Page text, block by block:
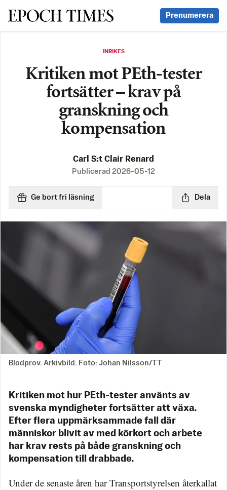
Svenska Epoch Times Prenumerera
INRIKES
Kritiken mot PEth-tester
fortsätter – krav på
granskning och
kompensation
Carl S:t Clair Renard
Publicerad 2026-05-12
Ge bort fri läsning Dela
Blodprov. Arkivbild. Foto: Johan Nilsson/TT
Kritiken mot hur PEth-tester använts av
svenska myndigheter fortsätter att växa.
Efter flera uppmärksammade fall där
människor blivit av med körkort och arbete
har krav rests på både granskning och
kompensation till drabbade.
Under de senaste åren har Transportstyrelsen återkallat